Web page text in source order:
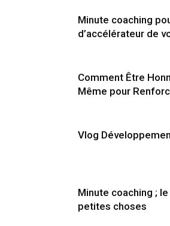
Minute coaching
d’accélérateur de
Comment Être
Même pour
Vlog
Minute coaching ;
petites choses